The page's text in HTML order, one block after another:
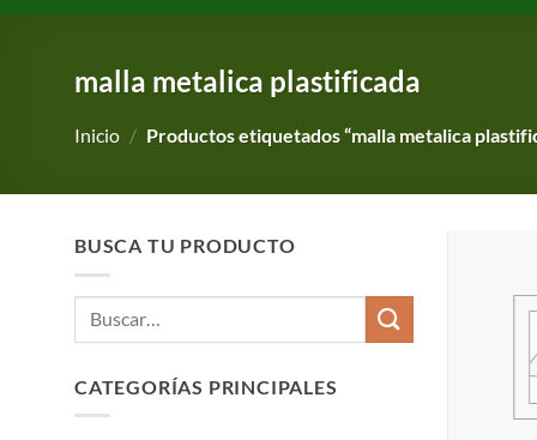
malla metalica plastificada
Inicio / Productos etiquetados “malla metalica
BUSCA TU PRODUCTO
Buscar
CATEGORÍAS PRINCIPALES